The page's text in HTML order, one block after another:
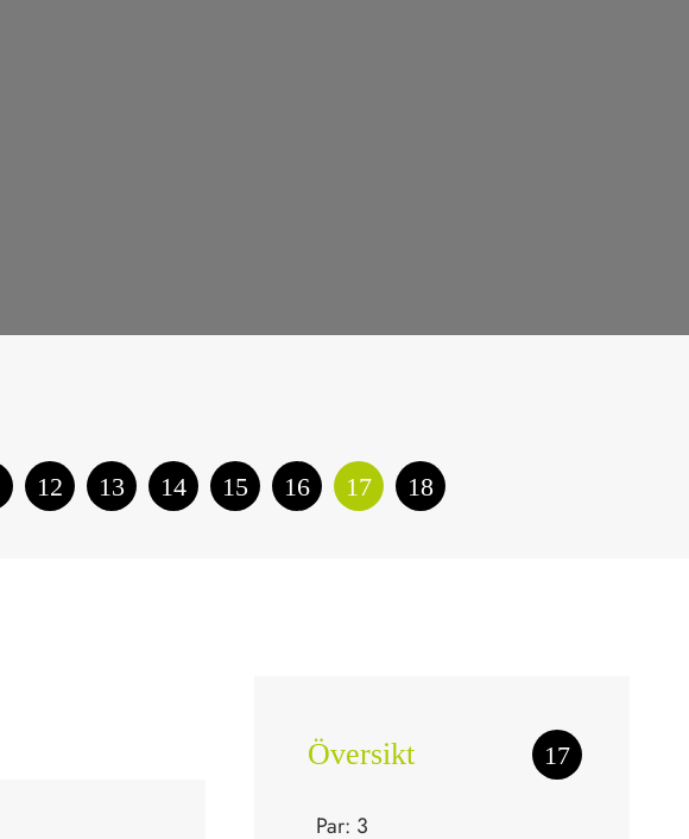
12 13 14 15 16 17 18
Översikt 17
Par: 3